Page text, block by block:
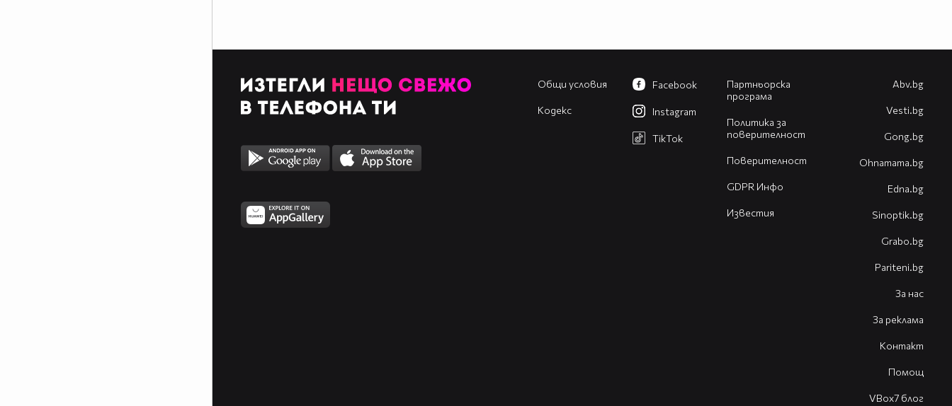
Общи условия
Кодекс
Партньорска
програма
Политика за
поверителност
Поверителност
GDPR Инфо
Известия
Facebook
Instagram
TikTok
Abv.bg
Vesti.bg
Gong.bg
Оhnamama.bg
Edna.bg
Sinoptik.bg
Grabo.bg
Pariteni.bg
За нас
За реклама
Контакт
Помощ
VBox7 блог